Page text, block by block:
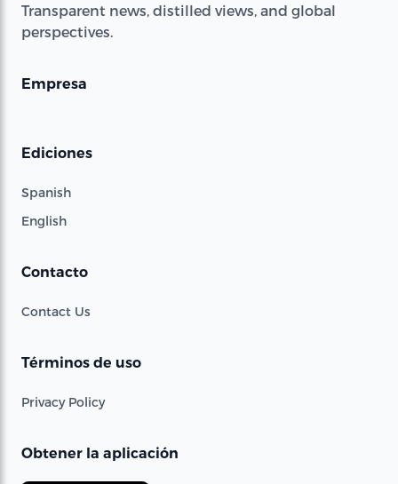
Transparent news, distilled views, and global
perspectives.
Empresa
Ediciones
Spanish
English
Contacto
Contact Us
Términos de uso
Privacy Policy
Obtener la aplicación